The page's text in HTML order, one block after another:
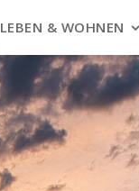
LEBEN & WOHNEN